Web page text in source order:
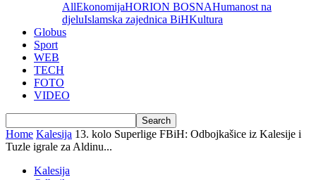
AllEkonomijaHORION BOSNAHumanost na
djeluIslamska zajednica BiHKultura
Globus
Sport
WEB
TECH
FOTO
VIDEO
Home Kalesija 13. kolo Superlige FBiH: Odbojkašice iz Kalesije i
Tuzle igrale za Aldinu...
Kalesija